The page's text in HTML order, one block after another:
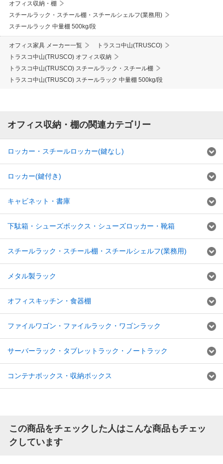
オフィス収納・棚
スチールラック・スチール棚・スチールシェルフ(業務用)
スチールラック 中量棚 500kg/段
オフィス家具 メーカー一覧
トラスコ中山(TRUSCO)
トラスコ中山(TRUSCO) オフィス収納
トラスコ中山(TRUSCO) スチールラック・スチール棚
トラスコ中山(TRUSCO) スチールラック 中量棚 500kg/段
オフィス収納・棚の関連カテゴリー
ロッカー・スチールロッカー(鍵なし)
ロッカー(鍵付き)
キャビネット・書庫
下駄箱・シューズボックス・シューズロッカー・靴箱
スチールラック・スチール棚・スチールシェルフ(業務用)
メタル製ラック
オフィスキッチン・食器棚
ファイルワゴン・ファイルラック・ワゴンラック
サーバーラック・タブレットラック・ノートラック
コンテナボックス・収納ボックス
この商品をチェックした人はこんな商品もチェッ
クしています